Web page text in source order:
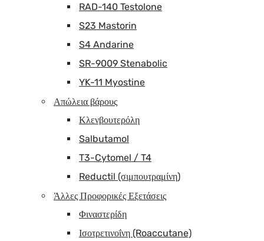
RAD-140 Testolone
S23 Mastorin
S4 Andarine
SR-9009 Stenabolic
YK-11 Myostine
Απώλεια βάρους
Κλενβουτερόλη
Salbutamol
T3-Cytomel / T4
Reductil (σιμπουτραμίνη)
Άλλες Προφορικές Εξετάσεις
Φιναστερίδη
Ισοτρετινοΐνη (Roaccutane)